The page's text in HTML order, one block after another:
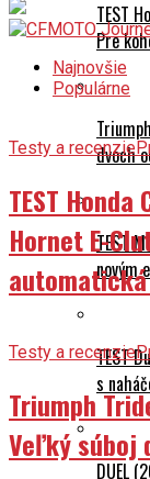
TEST
Pre
dvoch
TEST
novým
TEST
s
DUEL
Najnovšie
Populárne
Testy a recenzie
TEST Honda
Hornet E-
Testy a recenzie
Triumph
Veľký súboj